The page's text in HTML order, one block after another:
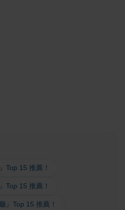
Top 15 推薦！
Top 15 推薦！
』Top 15 推薦！